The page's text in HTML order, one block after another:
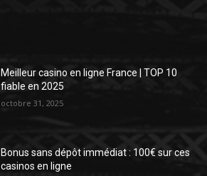
Meilleur casino en ligne France | TOP 10
fiable en 2025
octobre 31, 2025
Bonus sans dépôt immédiat : 100€ sur ces
casinos en ligne